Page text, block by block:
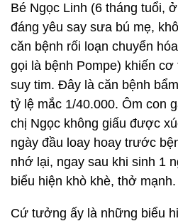
Bé Ngọc Linh (6 tháng tuổi,
đáng yêu say sưa bú mẹ,
căn bệnh rối loạn chuyển
gọi là bệnh Pompe) khiến
suy tim. Đây là căn bệnh
tỷ lệ mắc 1/40.000. Ôm con
chị Ngọc không giấu được
ngày đầu loay hoay trước
nhớ lại, ngay sau khi sinh 1
biểu hiện khò khè, thở mạnh.
Cứ tưởng ấy là những biểu